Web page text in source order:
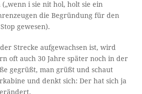
i sie nit hol, holt sie ein
die Begründung für den
gewesen).
Strecke aufgewachsen ist, wird
oft auch 30 Jahre später noch in der
gegrüßt, man grüßt und schaut
und denkt sich: Der hat sich ja